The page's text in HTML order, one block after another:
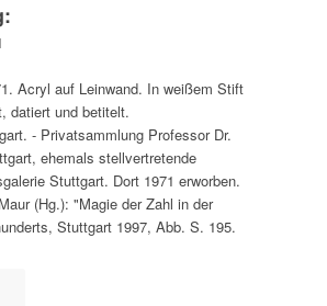
Acryl auf Leinwand. In weißem Stift
datiert und betitelt.
- Privatsammlung Professor Dr.
ehemals stellvertretende
Stuttgart. Dort 1971 erworben.
(Hg.): "Magie der Zahl in der
Stuttgart 1997, Abb. S. 195.